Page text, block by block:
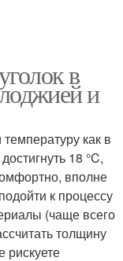
в
и
как в
18 °C,
вполне
к процессу
(чаще всего
толщину